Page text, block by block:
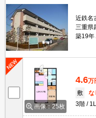
近鉄名
三重県
築19年
画像：25枚
4.6万
敷
な
3階